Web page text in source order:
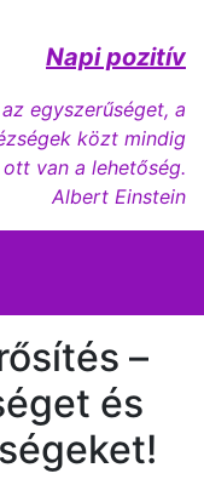
Napi pozitív
egyszerűséget, a
közt mindig
ott van a lehetőség.
Albert Einstein
–
és